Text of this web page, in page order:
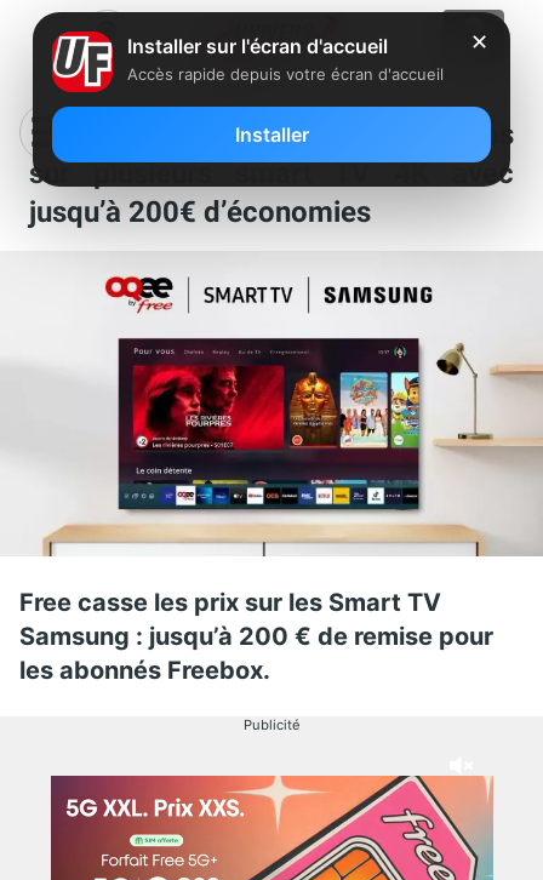
Abonnés Freebox : nouvelles promos
sur plusieurs smart TV 4K avec
jusqu’à 200€ d’économies
Free casse les prix sur les Smart TV
Samsung : jusqu’à 200 € de remise pour
les abonnés Freebox.
Publicité
✕
Installer sur l'écran d'accueil
Accès rapide depuis votre écran d'accueil
Installer